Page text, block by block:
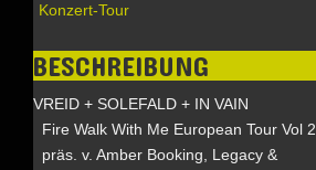
Konzert-Tour
BESCHREIBUNG
VREID + SOLEFALD + IN VAIN
Fire Walk With Me European Tour Vol 2
präs. v. Amber Booking, Legacy &